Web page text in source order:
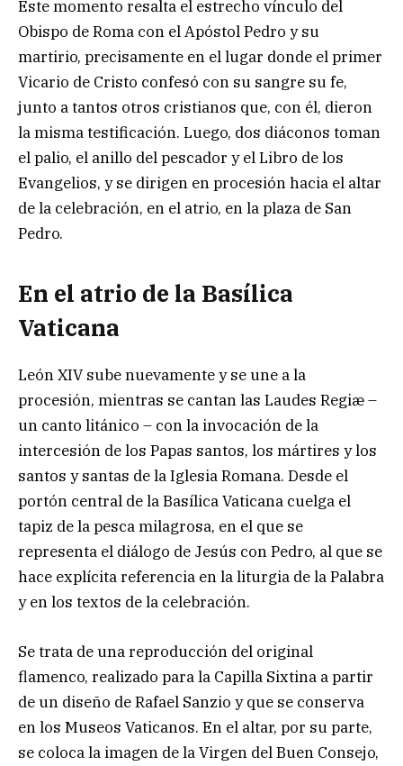
Este momento resalta el estrecho vínculo del
Obispo de Roma con el Apóstol Pedro y su
martirio, precisamente en el lugar donde el primer
Vicario de Cristo confesó con su sangre su fe,
junto a tantos otros cristianos que, con él, dieron
la misma testificación. Luego, dos diáconos toman
el palio, el anillo del pescador y el Libro de los
Evangelios, y se dirigen en procesión hacia el altar
de la celebración, en el atrio, en la plaza de San
Pedro.
En el atrio de la Basílica
Vaticana
León XIV sube nuevamente y se une a la
procesión, mientras se cantan las Laudes Regiæ –
un canto litánico – con la invocación de la
intercesión de los Papas santos, los mártires y los
santos y santas de la Iglesia Romana. Desde el
portón central de la Basílica Vaticana cuelga el
tapiz de la pesca milagrosa, en el que se
representa el diálogo de Jesús con Pedro, al que se
hace explícita referencia en la liturgia de la Palabra
y en los textos de la celebración.
Se trata de una reproducción del original
flamenco, realizado para la Capilla Sixtina a partir
de un diseño de Rafael Sanzio y que se conserva
en los Museos Vaticanos. En el altar, por su parte,
se coloca la imagen de la Virgen del Buen Consejo,